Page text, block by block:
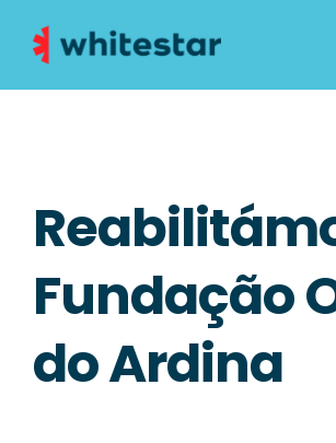
content
DICAS E
NOTÍCIAS
INSTITUCIONAL
Fundação
do Ardina